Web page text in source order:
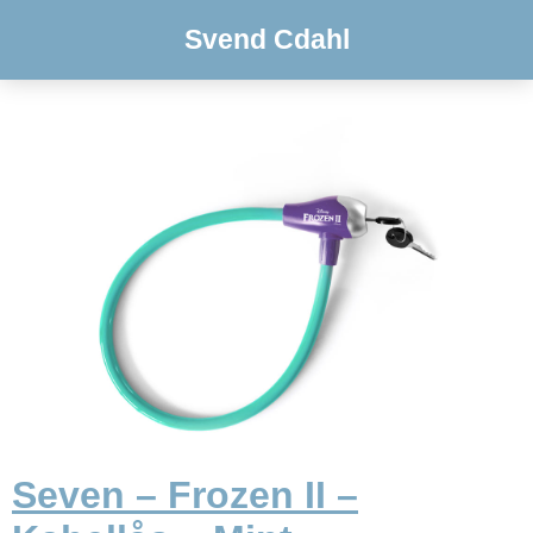
Svend Cdahl
Seven – Frozen II –